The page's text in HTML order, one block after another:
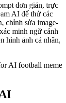
đơn giản, trực
AI để thử các
chỉnh sửa image-
minh ngữ cảnh
hình ảnh cá nhân,